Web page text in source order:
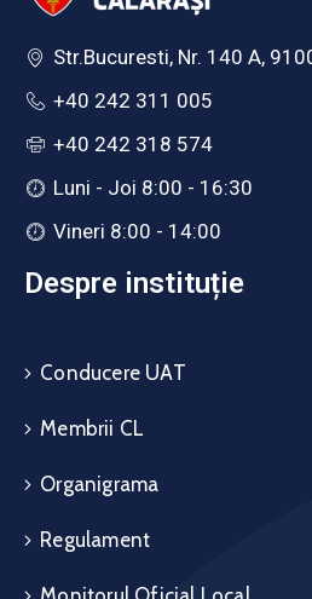
Str.Bucuresti, Nr. 140 A,
+40 242 311 005
+40 242 318 574
Luni - Joi 8:00 - 16:30
Vineri 8:00 - 14:00
Despre instituție
Conducere UAT
Membrii CL
Organigrama
Regulament